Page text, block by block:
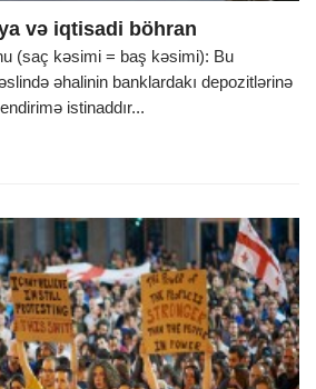
və iqtisadi böhran
(saç kəsimi = baş kəsimi): Bu
əhalinin banklardakı depozitlərinə
istinaddır...